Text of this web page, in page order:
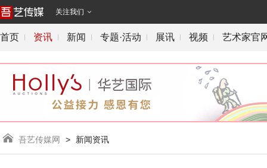
关注我们 
首页 资讯 新闻 专题·活动 展讯 视频 艺术家官
吾艺传媒网
 > 新闻资讯